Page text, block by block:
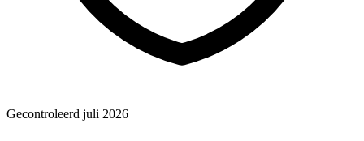
Gecontroleerd juli 2026